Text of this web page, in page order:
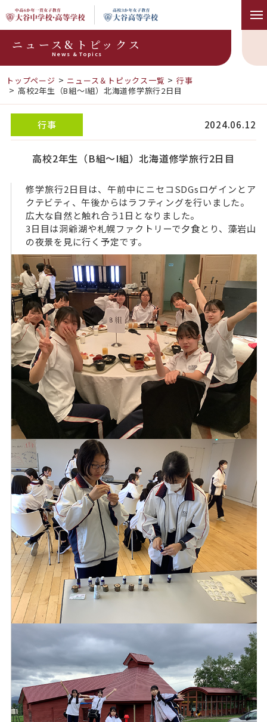
ニュース&トピックス
News & Topics
トップページ ニュース＆トピックス一覧
行事
高校2年生（B組〜I組）北海道修学旅行2日目
行事 2024.06.12
高校2年生（B組〜I組）北海道修学旅行2日目
修学旅行2日目は、午前中にニセコSDGsロゲインとア
クテビティ、午後からはラフティングを行いました。
広大な自然と触れ合う1日となりました。
3日目は洞爺湖や札幌ファクトリーで夕食とり、藻岩山
の夜景を見に行く予定です。